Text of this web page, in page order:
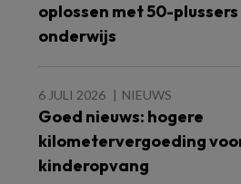
oplossen met 50-
onderwijs
6 JULI 2026 NIEUWS
Goed nieuws: hogere
kilometervergoeding
kinderopvang